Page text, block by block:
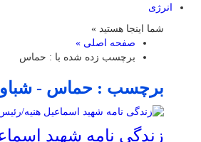
انرژی
شما اینجا هستید »
صفحه اصلی »
برچسب زده شده با : حماس
برچسب : حماس -
زندگی نامه شهید